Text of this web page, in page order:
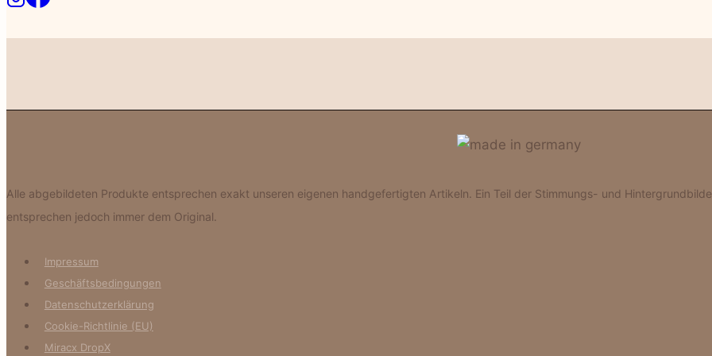
Alle abgebildeten Produkte entsprechen exakt unseren eigenen handgefertigten Artikeln. Ein Teil der Stimmungs- und
entsprechen jedoch immer dem Original.
Impressum
Geschäftsbedingungen
Datenschutzerklärung
Cookie-Richtlinie (EU)
Miracx DropX